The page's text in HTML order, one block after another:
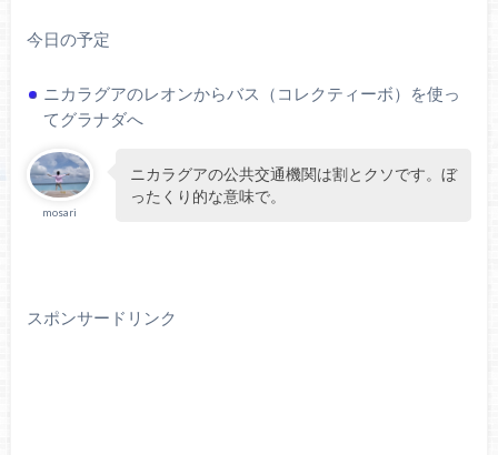
今日の予定
ニカラグアのレオンからバス（コレクティーボ）を使っ
てグラナダへ
mosari
ニカラグアの公共交通機関は割とクソです。ぼ
ったくり的な意味で。
スポンサードリンク